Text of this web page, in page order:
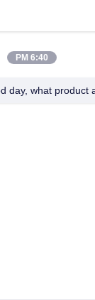
Valves
Solenoid Valves
6:40 PM
day, what product